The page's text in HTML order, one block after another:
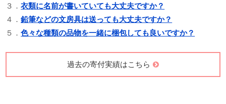
３．衣類に名前が書いていても大丈夫ですか？
４．鉛筆などの文房具は送っても大丈夫ですか？
５．色々な種類の品物を一緒に梱包しても良いですか？
過去の寄付実績はこちら